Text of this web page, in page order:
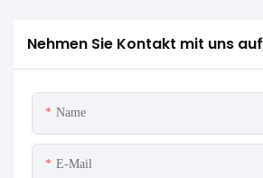
Nehmen Sie Kontakt mit uns auf
Name
E-Mail